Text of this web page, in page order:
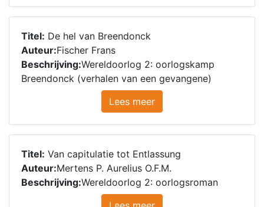
Titel: De hel van Breendonck
Auteur:Fischer Frans
Beschrijving:Wereldoorlog 2: oorlogskamp
Breendonck (verhalen van een gevangene)
Lees meer
Titel: Van capitulatie tot Entlassung
Auteur:Mertens P. Aurelius O.F.M.
Beschrijving:Wereldoorlog 2: oorlogsroman